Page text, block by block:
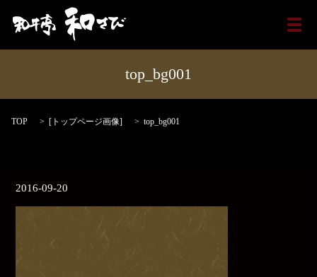
メ
top_bg001
TOP [ トップページ画像] top_bg001
2016-09-20